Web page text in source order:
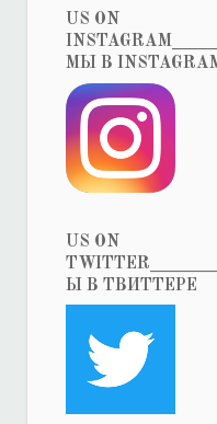
US ON
МЫ В
US ON
Ы В ТВИТТЕРЕ